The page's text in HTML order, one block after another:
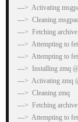
--->  Activating
--->  Cleaning
--->  Fetching
--->  Attempting to
--->  Attempting to
--->  Installing zmq
--->  Activating zmq
--->  Cleaning zmq
--->  Fetching
--->  Attempting to